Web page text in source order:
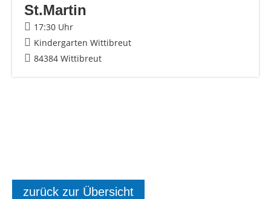
St.Martin
17:30 Uhr
Kindergarten Wittibreut
84384 Wittibreut
zurück zur Übersicht